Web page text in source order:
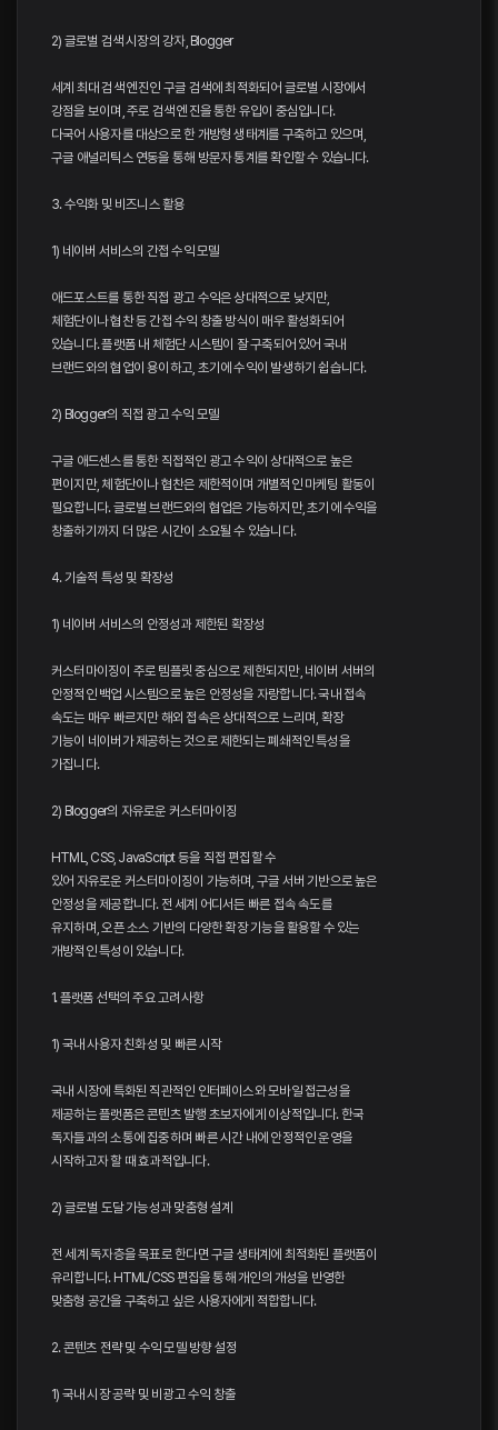
2) 글로벌 검색 시장의 강자, Blogger
세계 최대 검색 엔진인 구글 검색에 최적화되어 글로벌 시장에서
강점을 보이며, 주로 검색 엔진을 통한 유입이 중심입니다.
다국어 사용자를 대상으로 한 개방형 생태계를 구축하고 있으며,
구글 애널리틱스 연동을 통해 방문자 통계를 확인할 수 있습니다.
3. 수익화 및 비즈니스 활용
1) 네이버 서비스의 간접 수익 모델
애드포스트를 통한 직접 광고 수익은 상대적으로 낮지만,
체험단이나 협찬 등 간접 수익 창출 방식이 매우 활성화되어
있습니다. 플랫폼 내 체험단 시스템이 잘 구축되어 있어 국내
브랜드와의 협업이 용이하고, 초기에 수익이 발생하기 쉽습니다.
2) Blogger의 직접 광고 수익 모델
구글 애드센스를 통한 직접적인 광고 수익이 상대적으로 높은
편이지만, 체험단이나 협찬은 제한적이며 개별적인 마케팅 활동이
필요합니다. 글로벌 브랜드와의 협업은 가능하지만, 초기에 수익을
창출하기까지 더 많은 시간이 소요될 수 있습니다.
4. 기술적 특성 및 확장성
1) 네이버 서비스의 안정성과 제한된 확장성
커스터마이징이 주로 템플릿 중심으로 제한되지만, 네이버 서버의
안정적인 백업 시스템으로 높은 안정성을 자랑합니다. 국내 접속
속도는 매우 빠르지만 해외 접속은 상대적으로 느리며, 확장
기능이 네이버가 제공하는 것으로 제한되는 폐쇄적인 특성을
가집니다.
2) Blogger의 자유로운 커스터마이징
HTML, CSS, JavaScript 등을 직접 편집할 수
있어 자유로운 커스터마이징이 가능하며, 구글 서버 기반으로 높은
안정성을 제공합니다. 전 세계 어디서든 빠른 접속 속도를
유지하며, 오픈 소스 기반의 다양한 확장 기능을 활용할 수 있는
개방적인 특성이 있습니다.
1. 플랫폼 선택의 주요 고려사항
1) 국내 사용자 친화성 및 빠른 시작
국내 시장에 특화된 직관적인 인터페이스와 모바일 접근성을
제공하는 플랫폼은 콘텐츠 발행 초보자에게 이상적입니다. 한국
독자들과의 소통에 집중하며 빠른 시간 내에 안정적인 운영을
시작하고자 할 때 효과적입니다.
2) 글로벌 도달 가능성과 맞춤형 설계
전 세계 독자층을 목표로 한다면 구글 생태계에 최적화된 플랫폼이
유리합니다. HTML/CSS 편집을 통해 개인의 개성을 반영한
맞춤형 공간을 구축하고 싶은 사용자에게 적합합니다.
2. 콘텐츠 전략 및 수익 모델 방향 설정
1) 국내 시장 공략 및 비광고 수익 창출